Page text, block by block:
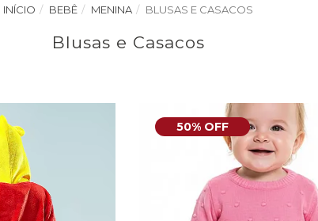
INÍCIO BEBÊ MENINA BLUSAS E CASACOS
Blusas e Casacos
50% OFF